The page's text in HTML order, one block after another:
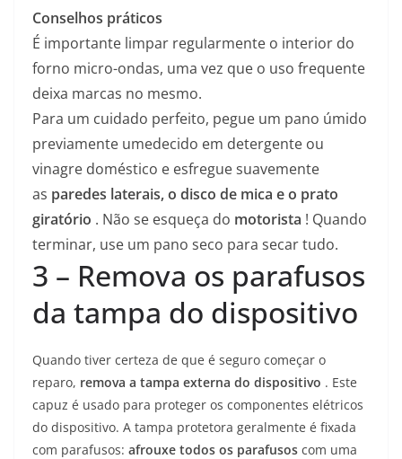
Conselhos práticos
É importante limpar regularmente o interior do
forno micro-ondas, uma vez que o uso frequente
deixa marcas no mesmo.
Para um cuidado perfeito, pegue um pano úmido
previamente umedecido em detergente ou
vinagre doméstico e esfregue suavemente
as paredes laterais, o disco de mica e o prato
giratório . Não se esqueça do motorista ! Quando
terminar, use um pano seco para secar tudo.
3 – Remova os parafusos
da tampa do dispositivo
Quando tiver certeza de que é seguro começar o
reparo, remova a tampa externa do dispositivo . Este
capuz é usado para proteger os componentes elétricos
do dispositivo. A tampa protetora geralmente é fixada
com parafusos: afrouxe todos os parafusos com uma